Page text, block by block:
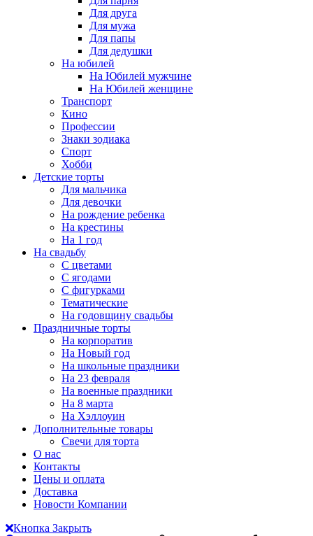
Для друга
Для мужа
Для папы
Для дедушки
На юбилей
На Юбилей мужчине
На Юбилей женщине
Транспорт
Кино
Профессии
Знаки зодиака
Спорт
Хобби
Детские торты
Для мальчика
Для девочки
На рождение ребенка
На крестины
На 1 год
На свадьбу
С цветами
С ягодами
С фигурками
Тематические
На годовщину свадьбы
Праздничные торты
На корпоратив
На Новый год
На школьные праздники
На 23 февраля
На военные праздники
На 8 марта
На Хэллоуин
Дополнительные товары
Свечи для торта
О нас
Контакты
Цены и оплата
Доставка
Новости Компании
Кнопка Закрыть